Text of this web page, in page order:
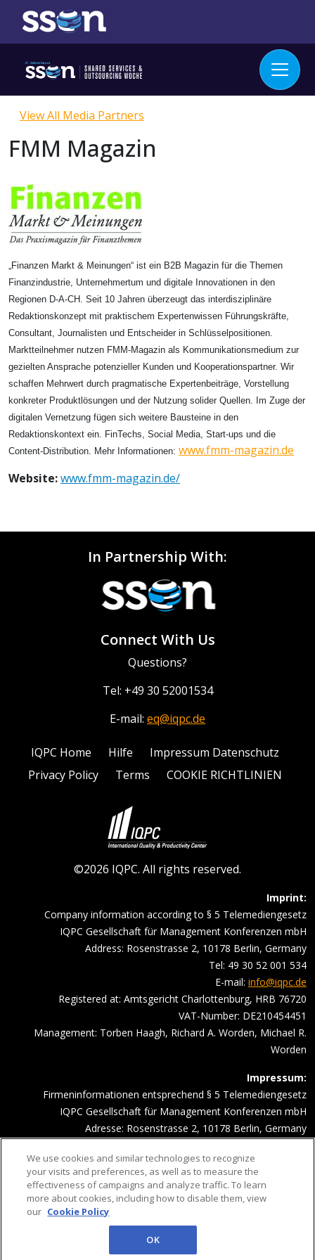
View All Media Partners
FMM Magazin
„Finanzen Markt & Meinungen“ ist ein B2B Magazin für die Themen
Finanzindustrie, Unternehmertum und digitale Innovationen in den
Regionen D-A-CH. Seit 10 Jahren überzeugt das interdisziplinäre
Redaktionskonzept mit praktischem Expertenwissen Führungskräfte,
Consultant, Journalisten und Entscheider in Schlüsselpositionen.
Marktteilnehmer nutzen FMM-Magazin als Kommunikationsmedium zur
gezielten Ansprache potenzieller Kunden und Kooperationspartner. Wir
schaffen Mehrwert durch pragmatische Expertenbeiträge, Vorstellung
konkreter Produktlösungen und der Nutzung solider Quellen. Im Zuge der
digitalen Vernetzung fügen sich weitere Bausteine in den
Redaktionskontext ein. FinTechs, Social Media, Start-ups und die
Content-Distribution. Mehr Informationen: www.fmm-magazin.de
Website:www.fmm-magazin.de/
In Partnership With:
Connect With Us
Questions?
Tel: +49 30 52001534
E-mail: eq@iqpc.de
IQPC Home Hilfe
Impressum Datenschutz
Privacy Policy
Terms COOKIE RICHTLINIEN
©2026 IQPC. All rights reserved.
Imprint:
Company information according to § 5 Telemediengesetz
IQPC Gesellschaft für Management Konferenzen mbH
Address: Rosenstrasse 2, 10178 Berlin, Germany
Tel: 49 30 52 001 534
E-mail: info@iqpc.de
Registered at: Amtsgericht Charlottenburg, HRB 76720
VAT-Number: DE210454451
Management: Torben Haagh, Richard A. Worden, Michael R.
Worden
Impressum:
Firmeninformationen entsprechend § 5 Telemediengesetz
IQPC Gesellschaft für Management Konferenzen mbH
Adresse: Rosenstrasse 2, 10178 Berlin, Germany
Email Adresse:info@iqpc.de
Registereintragungen: Amtsgericht Charlottenburg HRB 76720
Umsatzsteuer- Indentifikationsnummer DE210454451
Geschäftsführung: Torben Haagh, Richard A. Worden, Michael R.
We use cookies and similar technologies to recognize
your visits and preferences, as well as to measure the
effectiveness of campaigns and analyze traffic. To learn
more about cookies, including how to disable them, view
our Cookie Policy
OK